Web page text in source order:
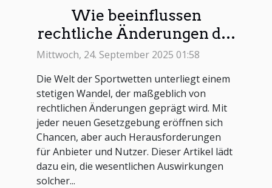
Wie beeinflussen
rechtliche Änderungen die
Sportwetten Landschaft?
Mittwoch, 24. September 2025 01:58
Die Welt der Sportwetten unterliegt einem
stetigen Wandel, der maßgeblich von
rechtlichen Änderungen geprägt wird. Mit
jeder neuen Gesetzgebung eröffnen sich
Chancen, aber auch Herausforderungen
für Anbieter und Nutzer. Dieser Artikel lädt
dazu ein, die wesentlichen Auswirkungen
solcher...